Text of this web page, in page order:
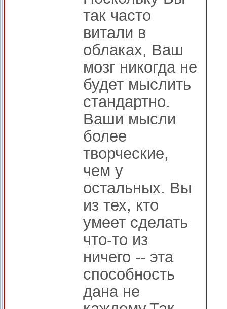
так часто
витали в
облаках, Ваш
мозг никогда не
будет мыслить
стандартно.
Ваши мысли
более
творческие,
чем у
остальных. Вы
из тех, кто
умеет сделать
что-то из
ничего -- эта
способность
дана не